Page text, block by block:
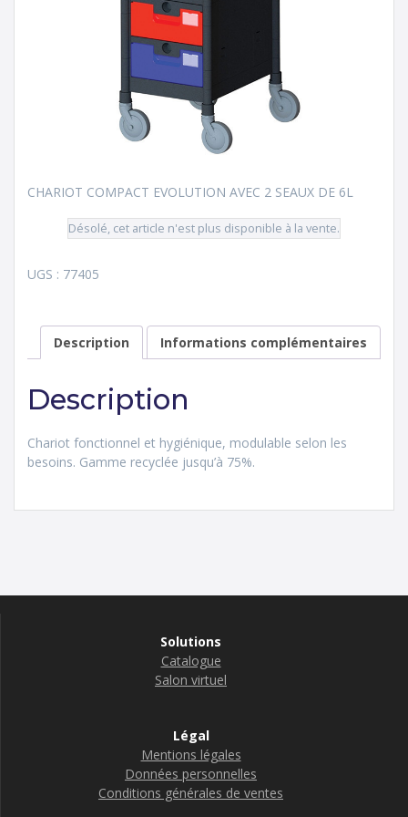
CHARIOT COMPACT EVOLUTION AVEC 2 SEAUX DE 6L
Désolé, cet article n'est plus disponible à la vente.
UGS : 77405
Description Informations complémentaires
Description
Chariot fonctionnel et hygiénique, modulable selon les
besoins. Gamme recyclée jusqu’à 75%.
Solutions
Catalogue
Salon virtuel
Légal
Mentions légales
Données personnelles
Conditions générales de ventes